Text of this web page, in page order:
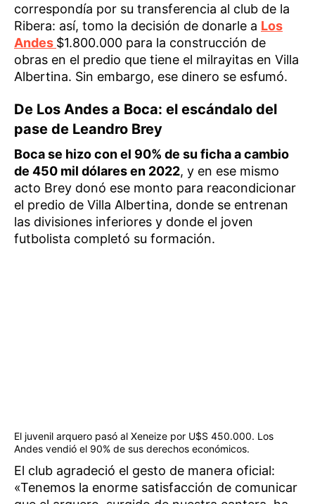
correspondía por su transferencia al club de la
Ribera: así, tomo la decisión de donarle a Los
Andes $1.800.000 para la construcción de
obras en el predio que tiene el milrayitas en Villa
Albertina. Sin embargo, ese dinero se esfumó.
De Los Andes a Boca: el escándalo del
pase de Leandro Brey
Boca se hizo con el 90% de su ficha a cambio
de 450 mil dólares en 2022, y en ese mismo
acto Brey donó ese monto para reacondicionar
el predio de Villa Albertina, donde se entrenan
las divisiones inferiores y donde el joven
futbolista completó su formación.
El juvenil arquero pasó al Xeneize por U$S 450.000. Los
Andes vendió el 90% de sus derechos económicos.
El club agradeció el gesto de manera oficial:
«Tenemos la enorme satisfacción de comunicar